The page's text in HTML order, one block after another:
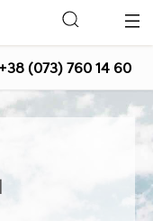
+38 (073) 760 14 60